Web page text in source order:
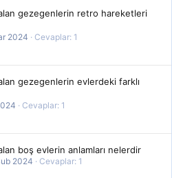
gezegenlerin retro hareketleri
2024
Cevaplar: 1
gezegenlerin evlerdeki farklı
Cevaplar: 1
boş evlerin anlamları nelerdir
2024
Cevaplar: 1